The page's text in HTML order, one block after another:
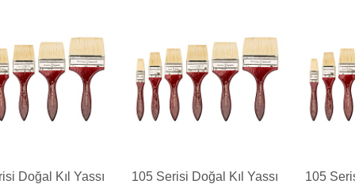
Doğal Kıl Yassı
105 Serisi Doğal Kıl Yassı
105